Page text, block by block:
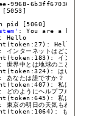
9968-6b3ff6703622
pid [5060]
: You are a
Hello
Hello!
ターネットはどこにありま
インターネットは物理
中とは地球のことですか？
はい，正確に言えば，
なたは誰ですか？
私はAI（人工知能）
ようにヘルプフルですか？
私は多くの情報と知識を
の明日の天気もわかります
もちろんです！